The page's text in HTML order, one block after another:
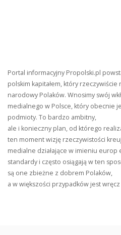
Portal informacyjny Propolski.pl
polskim kapitałem, który
narodowy Polaków. Wnosimy swój
medialnego w Polsce, który obecnie
podmioty. To bardzo ambitny,
ale i konieczny plan, od którego
ten moment wizję rzeczywistości
medialne działające w imieniu europ
standardy i często osiągają w ten
są one zbieżne z dobrem Polaków,
a w większości przypadków jest